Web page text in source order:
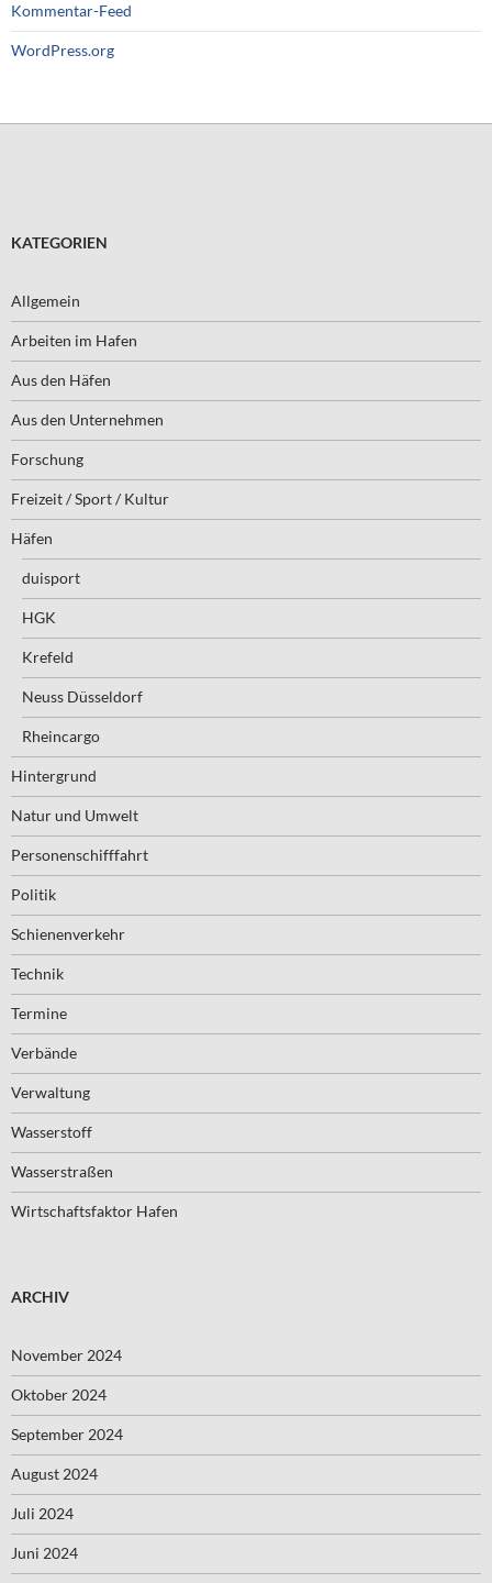
Kommentar-Feed
WordPress.org
KATEGORIEN
Allgemein
Arbeiten im Hafen
Aus den Häfen
Aus den Unternehmen
Forschung
Freizeit / Sport / Kultur
Häfen
duisport
HGK
Krefeld
Neuss Düsseldorf
Rheincargo
Hintergrund
Natur und Umwelt
Personenschifffahrt
Politik
Schienenverkehr
Technik
Termine
Verbände
Verwaltung
Wasserstoff
Wasserstraßen
Wirtschaftsfaktor Hafen
ARCHIV
November 2024
Oktober 2024
September 2024
August 2024
Juli 2024
Juni 2024